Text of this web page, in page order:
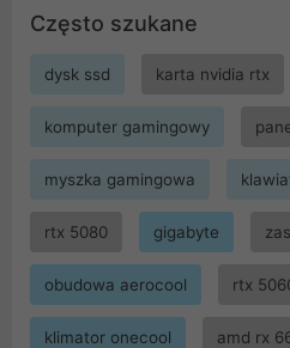
Często szukane
dysk ssd karta nvidia rtx
komputer gamingowy
myszka gamingowa
rtx 5080 gigabyte
obudowa aerocool rtx
klimator onecool amd rx